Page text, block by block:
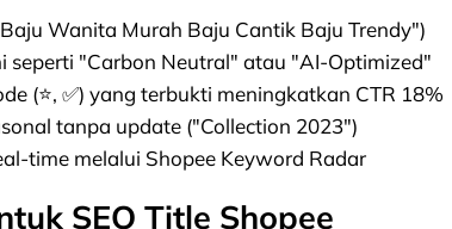
Wanita Murah Baju Cantik Baju Trendy")
seperti "Carbon Neutral" atau "AI-Optimized"
(⭐, ✅) yang terbukti meningkatkan CTR 18%
tanpa update ("Collection 2023")
time melalui Shopee Keyword Radar
SEO Title Shopee